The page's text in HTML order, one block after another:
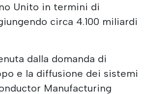
Unito in termini di
circa 4.100 miliardi
dalla domanda di
e la diffusione dei sistemi
Manufacturing